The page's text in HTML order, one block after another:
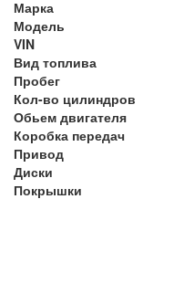
Марка
Модель
VIN
Вид топлива
Пробег
Кол-во цилиндров
Обьем двигателя
Коробка передач
Привод
Диски
Покрышки